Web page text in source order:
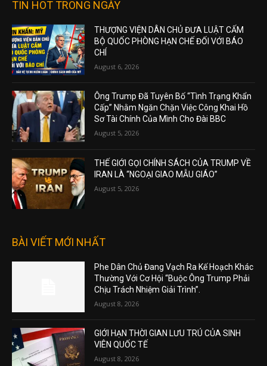
TIN HOT TRONG NGÀY
THƯỢNG VIỆN DÂN CHỦ ĐƯA LUẬT CẤM
BỘ QUỐC PHÒNG HẠN CHẾ ĐỐI VỚI BÁO
CHÍ
August 6, 2026
Ông Trump Đã Tuyên Bố “Tình Trạng Khẩn
Cấp” Nhằm Ngăn Chặn Việc Công Khai Hồ
Sơ Tài Chính Của Mình Cho Đài BBC
August 5, 2026
THẾ GIỚI GỌI CHÍNH SÁCH CỦA TRUMP VỀ
IRAN LÀ “NGOẠI GIAO MẪU GIÁO”
August 5, 2026
BÀI VIẾT MỚI NHẤT
Phe Dân Chủ Đang Vạch Ra Kế Hoạch Khác
Thường Với Cơ Hội “Buộc Ông Trump Phải
Chịu Trách Nhiệm Giải Trình”.
August 8, 2026
GIỚI HẠN THỜI GIAN LƯU TRÚ CỦA SINH
VIÊN QUỐC TẾ
August 8, 2026